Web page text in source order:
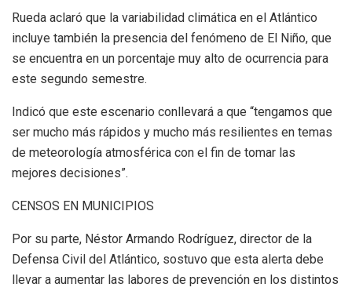
Rueda aclaró que la variabilidad climática en el Atlántico
incluye también la presencia del fenómeno de El Niño, que
se encuentra en un porcentaje muy alto de ocurrencia para
este segundo semestre.
Indicó que este escenario conllevará a que “tengamos que
ser mucho más rápidos y mucho más resilientes en temas
de meteorología atmosférica con el fin de tomar las
mejores decisiones”.
CENSOS EN MUNICIPIOS
Por su parte, Néstor Armando Rodríguez, director de la
Defensa Civil del Atlántico, sostuvo que esta alerta debe
llevar a aumentar las labores de prevención en los distintos